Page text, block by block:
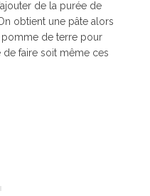
de la purée de
obtient une pâte alors
de terre pour
de faire soit même ces